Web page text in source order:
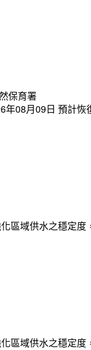
保育署
年08月09日 預計
區域供水之穩定
區域供水之穩定